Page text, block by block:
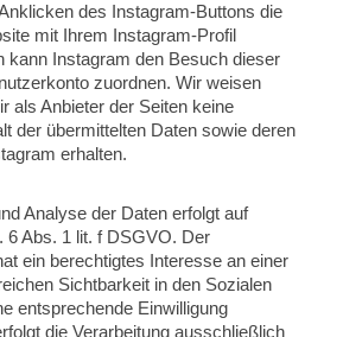
des Instagram-Buttons die
mit Ihrem Instagram-Profil
kann Instagram den Besuch dieser
zuordnen. Wir weisen
als Anbieter der Seiten keine
der übermittelten Daten sowie deren
erhalten.
Analyse der Daten erfolgt auf
6 Abs. 1 lit. f DSGVO. Der
ein berechtigtes Interesse an einer
Sichtbarkeit in den Sozialen
entsprechende Einwilligung
die Verarbeitung ausschließlich